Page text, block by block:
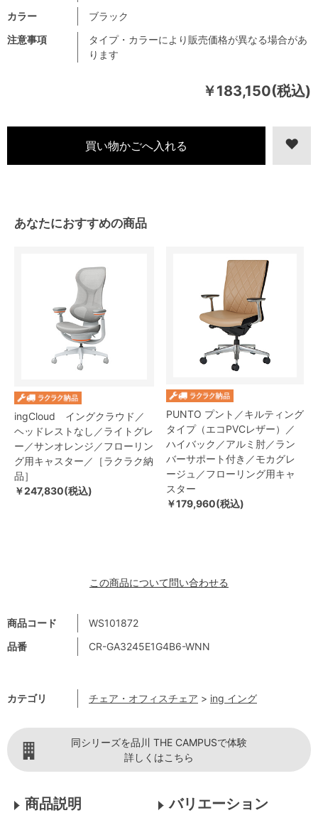
￥183,150(税込)
商品コード
WS101872
品番
CR-GA3245E1G4B6-WNN
カテゴリ チェア・オフィスチェア > ing イング
注意事項
タイプ・カラーにより販売価格が異なる場合があ
ります
カラー
ブラック
あなたにおすすめの商品
ingCloud イングクラウド／
ヘッドレストなし／ライトグレ
ー／サンオレンジ／フローリン
グ用キャスター／［ラクラク納
品］
￥247,830(税込)
PUNTO プント／キルティング
タイプ（エコPVCレザー）／
ハイバック／アルミ肘／ラン
バーサポート付き／モカグレ
ージュ／フローリング用キャ
スター
￥179,960(税込)
この商品について問い合わせる
同シリーズを品川 THE CAMPUSで体験
詳しくはこちら
商品説明 バリエーション